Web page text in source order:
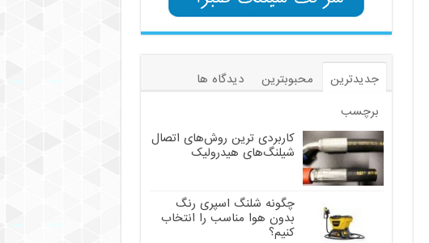
جدیدترین محبوبترین
دیدگاه ها
برچسب
کاربردی ترین روش‌های اتصال
شیلنگ‌های هیدرولیک
چگونه شلنگ اسپری رنگ
بدون هوا مناسب را انتخاب
کنیم؟